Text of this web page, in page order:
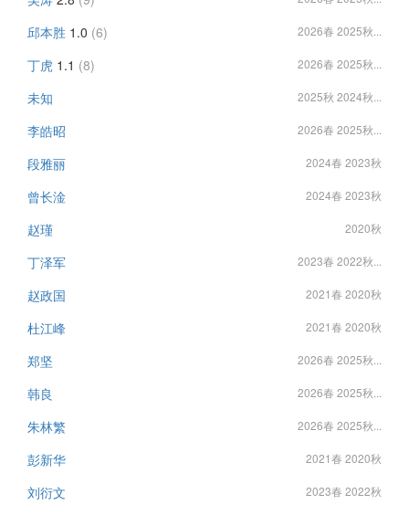
邱本胜 1.0 (6) 2026春 2025秋...
丁虎 1.1 (8) 2026春 2025秋...
未知 2025秋 2024秋...
李皓昭 2026春 2025秋...
段雅丽 2024春 2023秋
曾长淦 2024春 2023秋
赵瑾 2020秋
丁泽军 2023春 2022秋...
赵政国 2021春 2020秋
杜江峰 2021春 2020秋
郑坚 2026春 2025秋...
韩良 2026春 2025秋...
朱林繁 2026春 2025秋...
彭新华 2021春 2020秋
刘衍文 2023春 2022秋